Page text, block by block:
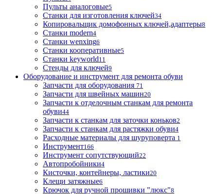
Пульты аналоговые5
Станки для изготовления ключей34
Копировальщик домофонных ключей,адаптеры8
Станки modern4
Станки wenxing6
Станки кооперативные5
Станки keyworld11
Стенды для ключей9
Оборудование и инструмент для ремонта обуви
Запчасти для оборудования 71
Запчасти для швейных машин20
Запчасти к отделочным станкам для ремонта
обуви44
Запчасти к станкам для заточки коньков2
Запчасти к станкам для растяжки обуви4
Расходные материалы для шуруповерта 1
Инструмент166
Инструмент сопутствующий22
Автопробойники4
Кисточки, контейнеры, ластики20
Клещи затяжные6
Крючок для ручной прошивки "люкс"8